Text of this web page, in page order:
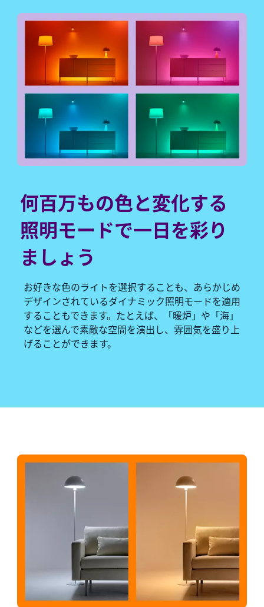
何百万もの色と変化する
照明モードで一日を彩り
ましょう
お好きな色のライトを選択することも、あらかじめ
デザインされているダイナミック照明モードを適用
することもできます。たとえば、「暖炉」や「海」
などを選んで素敵な空間を演出し、雰囲気を盛り上
げることができます。